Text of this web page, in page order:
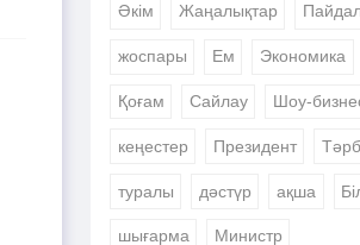
Әкім Жаңалықтар
жоспары Ем Экономика
Қоғам Сайлау Шоу-
кеңестер Президент
туралы дәстүр ақша
шығарма Министр